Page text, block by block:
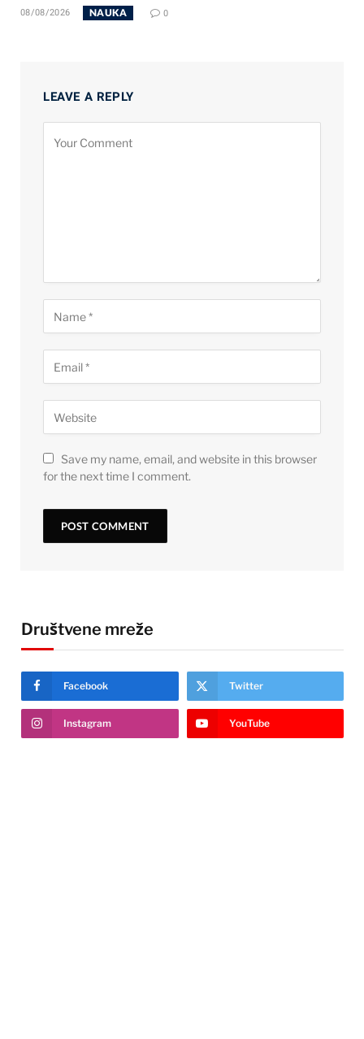
08/08/2026 NAUKA 0
LEAVE A REPLY
Save my name, email, and website in this browser
for the next time I comment.
Društvene mreže
Facebook Twitter
Instagram YouTube